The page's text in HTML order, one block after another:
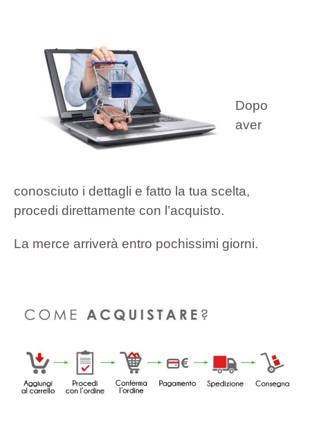
Dopo
aver
conosciuto i dettagli e fatto la tua scelta,
procedi direttamente con l’acquisto.
La merce arriverà entro pochissimi giorni.